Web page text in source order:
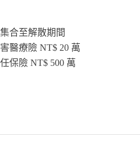
合至解散期間
醫療險 NT$ 20 萬
保險 NT$ 500 萬